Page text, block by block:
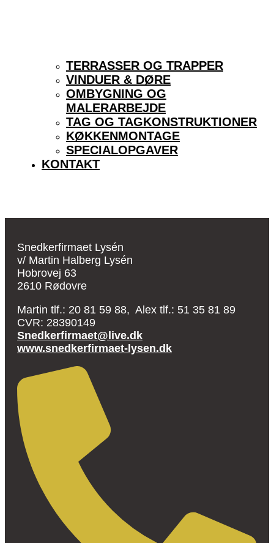
TERRASSER OG TRAPPER
VINDUER & DØRE
OMBYGNING OG
MALERARBEJDE
TAG OG TAGKONSTRUKTIONER
KØKKENMONTAGE
SPECIALOPGAVER
KONTAKT
Snedkerfirmaet Lysén
v/ Martin Halberg Lysén
Hobrovej 63
2610 Rødovre
Martin tlf.: 20 81 59 88, Alex tlf.: 51 35 81 89
CVR: 28390149
Snedkerfirmaet@live.dk
www.snedkerfirmaet-lysen.dk